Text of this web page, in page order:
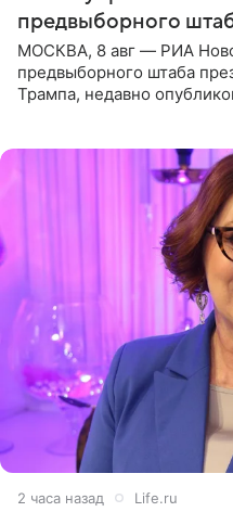
предвыборного
МОСКВА, 8 авг — РИА
предвыборного штаба
Трампа, недавно
2 часа назад Life.ru